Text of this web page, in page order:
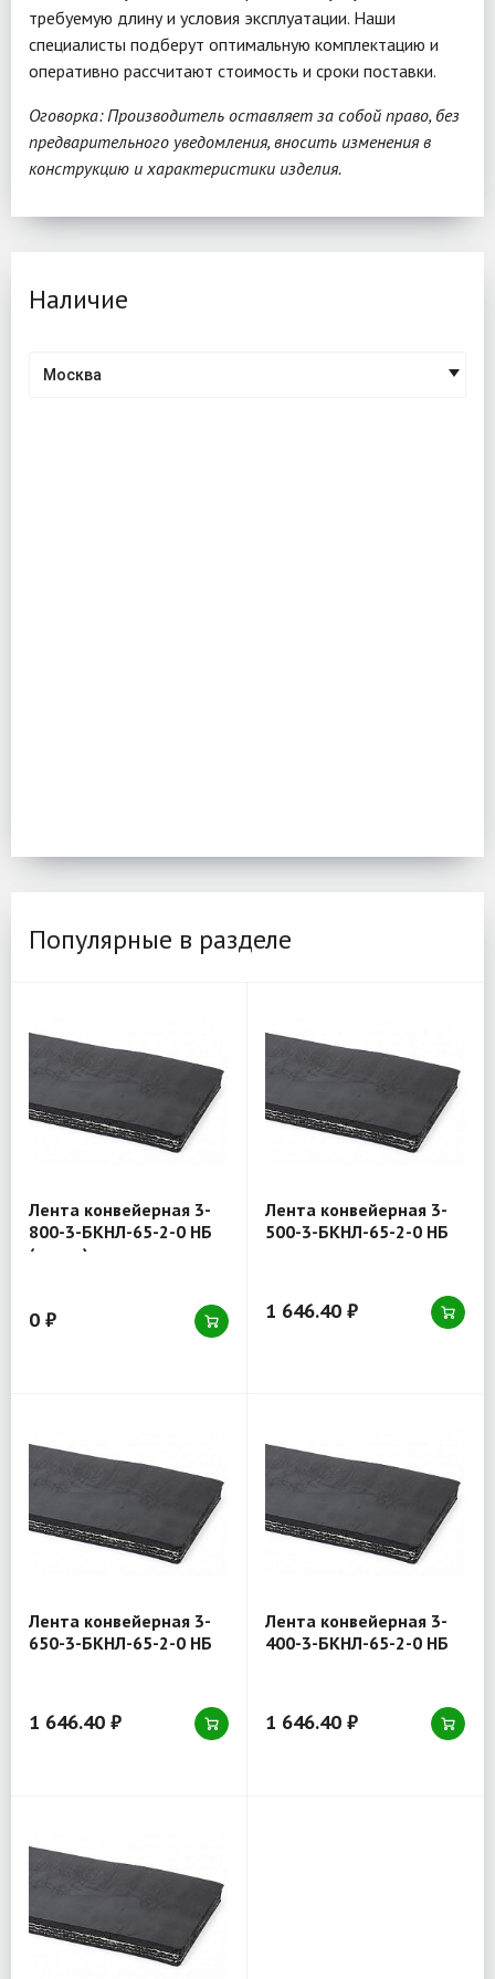
требуемую длину и условия эксплуатации. Наши
специалисты подберут оптимальную комплектацию и
оперативно рассчитают стоимость и сроки поставки.
Оговорка: Производитель оставляет за собой право, без
предварительного уведомления, вносить изменения в
конструкцию и характеристики изделия.
Наличие
Москва
Популярные в разделе
Лента конвейерная 3-
800-3-БКНЛ-65-2-0 НБ
(товар)
0 ₽
Лента конвейерная 3-
500-3-БКНЛ-65-2-0 НБ
1 646.40 ₽
Лента конвейерная 3-
650-3-БКНЛ-65-2-0 НБ
1 646.40 ₽
Лента конвейерная 3-
400-3-БКНЛ-65-2-0 НБ
1 646.40 ₽